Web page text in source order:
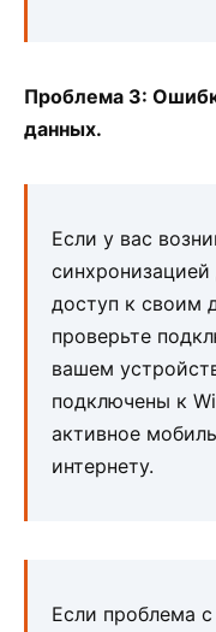
Проблема 3:
данных.
Если у вас
доступ к своим
проверьте
вашем
подключены к
активное
интернету.
Если проблема